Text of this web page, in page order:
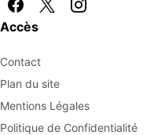
Accès
Contact
Plan du site
Mentions Légales
Politique de Confidentialité